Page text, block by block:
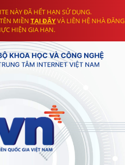
NÀY ĐÃ HẾT HẠN SỬ DỤNG.
MIỀN TẠI ĐÂYVÀ LIÊN HỆ NHÀ ĐĂNG
HIỆN GIA HẠN.